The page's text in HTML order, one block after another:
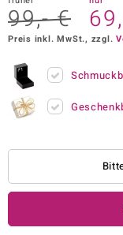
BY DE MELO
99,- €
Preis inkl. MwSt., zzgl.